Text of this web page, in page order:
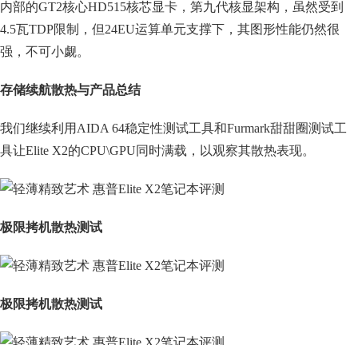
内部的GT2核心HD515核芯显卡，第九代核显架构，虽然受到
4.5瓦TDP限制，但24EU运算单元支撑下，其图形性能仍然很
强，不可小觑。
存储续航散热与产品总结
我们继续利用AIDA 64稳定性测试工具和Furmark甜甜圈测试工
具让Elite X2的CPU\GPU同时满载，以观察其散热表现。
极限拷机散热测试
极限拷机散热测试